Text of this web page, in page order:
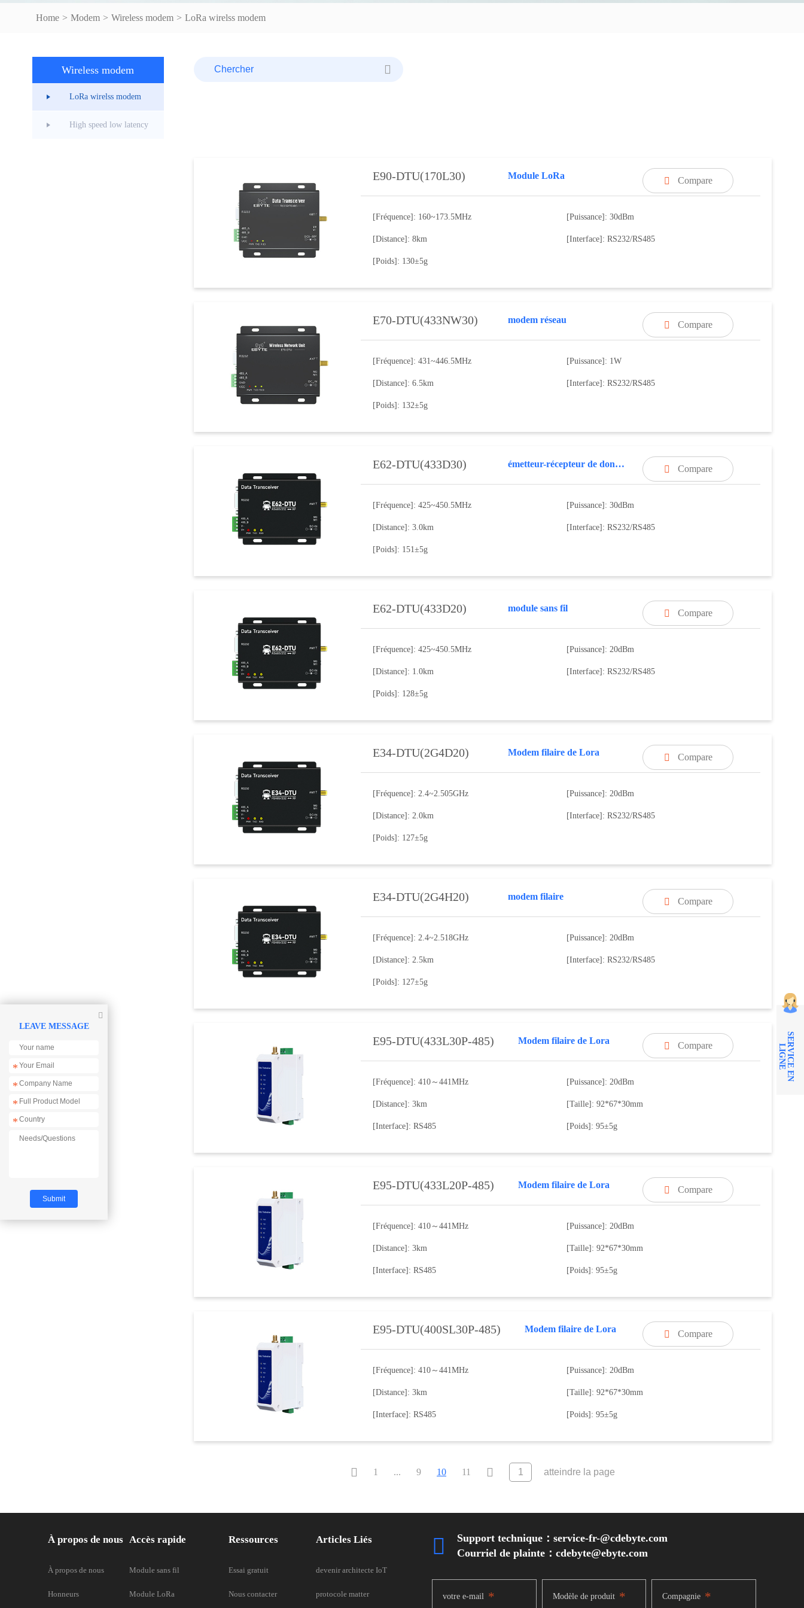
Home > Modem > Wireless modem > LoRa wirelss modem
Wireless modem
LoRa wirelss modem
High speed low latency
 Compare
E90-DTU(170L30) Module LoRa
[Fréquence]: 160~173.5MHz [Puissance]: 30dBm
[Distance]: 8km [Interface]: RS232/RS485
[Poids]: 130±5g
 Compare
E70-DTU(433NW30) modem réseau
[Fréquence]: 431~446.5MHz [Puissance]: 1W
[Distance]: 6.5km [Interface]: RS232/RS485
[Poids]: 132±5g
 Compare
E62-DTU(433D30) émetteur-récepteur de données sans fil
[Fréquence]: 425~450.5MHz [Puissance]: 30dBm
[Distance]: 3.0km [Interface]: RS232/RS485
[Poids]: 151±5g
 Compare
E62-DTU(433D20) module sans fil
[Fréquence]: 425~450.5MHz [Puissance]: 20dBm
[Distance]: 1.0km [Interface]: RS232/RS485
[Poids]: 128±5g
 Compare
E34-DTU(2G4D20) Modem filaire de Lora
[Fréquence]: 2.4~2.505GHz [Puissance]: 20dBm
[Distance]: 2.0km [Interface]: RS232/RS485
[Poids]: 127±5g
 Compare
E34-DTU(2G4H20) modem filaire
[Fréquence]: 2.4~2.518GHz [Puissance]: 20dBm
[Distance]: 2.5km [Interface]: RS232/RS485
[Poids]: 127±5g
 Compare
E95-DTU(433L30P-485) Modem filaire de Lora
[Fréquence]: 410～441MHz [Puissance]: 20dBm
[Distance]: 3km [Taille]: 92*67*30mm
[Interface]: RS485 [Poids]: 95±5g
 Compare
E95-DTU(433L20P-485) Modem filaire de Lora
[Fréquence]: 410～441MHz [Puissance]: 20dBm
[Distance]: 3km [Taille]: 92*67*30mm
[Interface]: RS485 [Poids]: 95±5g
 Compare
E95-DTU(400SL30P-485) Modem filaire de Lora
[Fréquence]: 410～441MHz [Puissance]: 20dBm
[Distance]: 3km [Taille]: 92*67*30mm
[Interface]: RS485 [Poids]: 95±5g
 1 ... 9 10 11 
À propos de nous
À propos de nous
Honneurs
Accès rapide
Module sans fil
Module LoRa
Ressources
Essai gratuit
Nous contacter
Articles Liés
devenir architecte IoT
protocole matter

Support technique：service-fr-@cdebyte.com
Courriel de plainte：cdebyte@ebyte.com
votre e-mail * Modèle de produit * Compagnie *

LEAVE MESSAGE
*
*
*
*
S
E
R
V
I
C
E
E
N
LI
G
N
E